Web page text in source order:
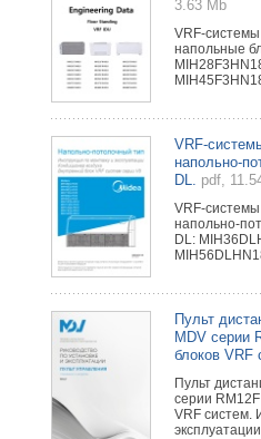
3.63 Mb
VRF-
напольные
VRF-
напольно-
DL.
pdf,
VRF-
напольно-
DL:
Пульт
MDV серии
блоков VRF
Пульт
серии
VRF систем.